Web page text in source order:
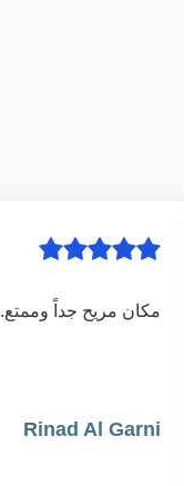
مكان مريح جداً وممتع.
Rinad Al Garni